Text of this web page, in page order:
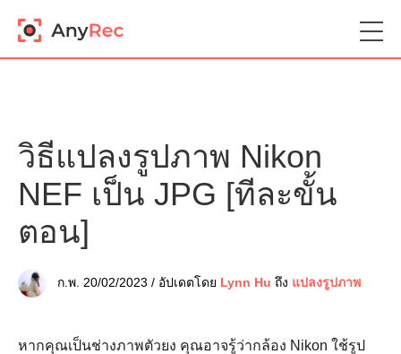
วิธีแปลงรูปภาพ Nikon
NEF เป็น JPG [ทีละขั้น
ตอน]
ก.พ. 20/02/2023 / อัปเดตโดย Lynn Hu ถึง แปลงรูปภาพ
หากคุณเป็นช่างภาพตัวยง คุณอาจรู้ว่ากล้อง Nikon ใช้รูป